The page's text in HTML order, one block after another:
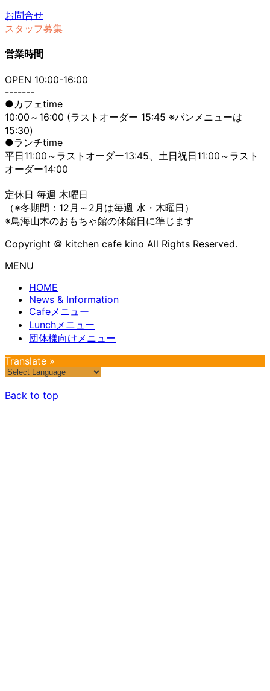
お問合せ
スタッフ募集
営業時間
OPEN 10:00-16:00
-------
●カフェtime
10:00～16:00 (ラストオーダー 15:45 ※パンメニューは
15:30)
●ランチtime
平日11:00～ラストオーダー13:45、土日祝日11:00～ラスト
オーダー14:00
定休日 毎週 木曜日
（※冬期間：12月～2月は毎週 水・木曜日）
※鳥海山木のおもちゃ館の休館日に準じます
Copyright © kitchen cafe kino All Rights Reserved.
MENU
HOME
News & Information
Cafeメニュー
Lunchメニュー
団体様向けメニュー
Translate »
Back to top